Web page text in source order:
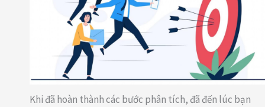
Khi đã hoàn thành các bước phân tích, đã đến lúc bạn